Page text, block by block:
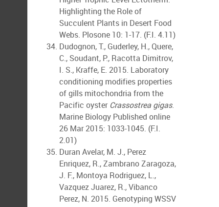
Highlighting the Role of
Succulent Plants in Desert Food
Webs. Plosone 10: 1-17. (F.I. 4.11)
Dudognon, T., Guderley, H., Quere,
C., Soudant, P., Racotta Dimitrov,
I. S., Kraffe, E. 2015. Laboratory
conditioning modifies properties
of gills mitochondria from the
Pacific oyster Crassostrea gigas.
Marine Biology Published online
26 Mar 2015: 1033-1045. (F.I.
2.01)
Duran Avelar, M. J., Perez
Enriquez, R., Zambrano Zaragoza,
J. F., Montoya Rodriguez, L.,
Vazquez Juarez, R., Vibanco
Perez, N. 2015. Genotyping WSSV